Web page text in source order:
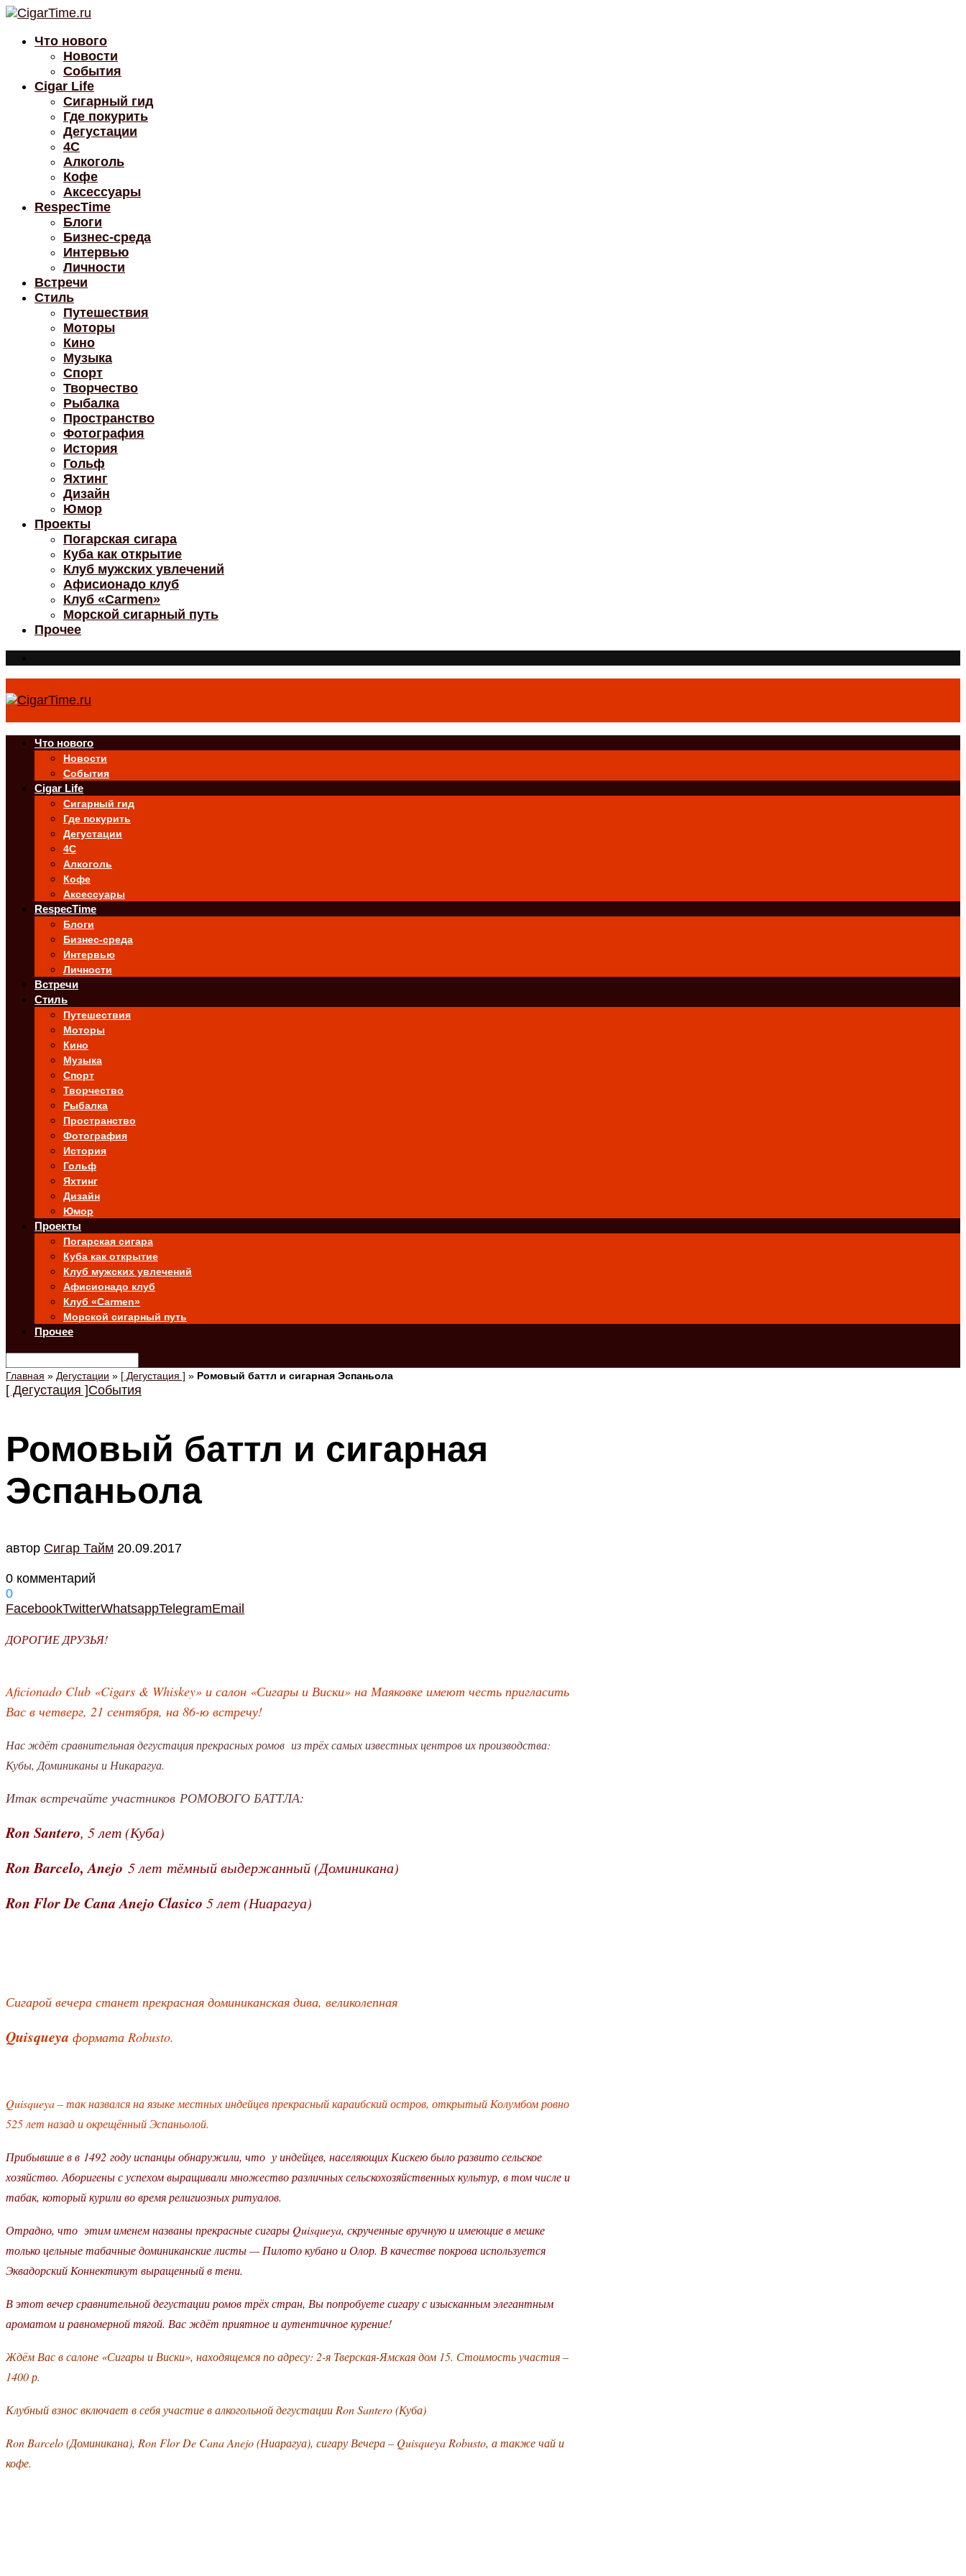
Что нового
Новости
События
Cigar Life
Сигарный гид
Где покурить
Дегустации
4C
Алкоголь
Кофе
Аксессуары
RespecTime
Блоги
Бизнес-среда
Интервью
Личности
Встречи
Стиль
Путешествия
Моторы
Кино
Музыка
Спорт
Творчество
Рыбалка
Пространство
Фотография
История
Гольф
Яхтинг
Дизайн
Юмор
Проекты
Погарская сигара
Куба как открытие
Клуб мужских увлечений
Афисионадо клуб
Клуб «Carmen»
Морской сигарный путь
Прочее
Что нового
Новости
События
Cigar Life
Сигарный гид
Где покурить
Дегустации
4C
Алкоголь
Кофе
Аксессуары
RespecTime
Блоги
Бизнес-среда
Интервью
Личности
Встречи
Стиль
Путешествия
Моторы
Кино
Музыка
Спорт
Творчество
Рыбалка
Пространство
Фотография
История
Гольф
Яхтинг
Дизайн
Юмор
Проекты
Погарская сигара
Куба как открытие
Клуб мужских увлечений
Афисионадо клуб
Клуб «Carmen»
Морской сигарный путь
Прочее
Главная » Дегустации » [ Дегустация ] » Ромовый баттл и сигарная Эспаньола
[ Дегустация ]События
Ромовый баттл и сигарная
Эспаньола
автор Cигар Тайм 20.09.2017
0 комментарий
0
FacebookTwitterWhatsappTelegramEmail
ДОРОГИЕ ДРУЗЬЯ!
Aficionado Club «Cigars & Whiskey» и салон «Сигары и Виски» на Маяковке имеют честь пригласить
Вас в четверг, 21 сентября, на 86-ю встречу!
Нас ждёт сравнительная дегустация прекрасных ромов из трёх самых известных центров их производства:
Кубы, Доминиканы и Никарагуа.
Итак встречайте участников РОМОВОГО БАТТЛА:
Ron Santero, 5 лет (Куба)
Ron Barcelo, Anejo 5 лет тёмный выдержанный (Доминикана)
Ron Flor De Cana Anejo Clasico 5 лет (Ниарагуа)
Сигарой вечера станет прекрасная доминиканская дива, великолепная
Quisqueya формата Robusto.
Quisqueya – так назвался на языке местных индейцев прекрасный караибский остров, открытый Колумбом ровно
525 лет назад и окрещённый Эспаньолой.
Прибывшие в в 1492 году испанцы обнаружили, что у индейцев, населяющих Кискею было развито сельское
хозяйство. Аборигены с успехом выращивали множество различных сельскохозяйственных культур, в том числе и
табак, который курили во время религиозных ритуалов.
Отрадно, что этим именем названы прекрасные сигары Quisqueya, скрученные вручную и имеющие в мешке
только цельные табачные доминиканские листы — Пилото кубано и Олор. В качестве покрова используется
Эквадорский Коннектикут выращенный в тени.
В этот вечер сравнительной дегустации ромов трёх стран, Вы попробуете сигару с изысканным элегантным
ароматом и равномерной тягой. Вас ждёт приятное и аутентичное курение!
Ждём Вас в салоне «Сигары и Виски», находящемся по адресу: 2-я Тверская-Ямская дом 15. Стоимость участия –
1400 р.
Клубный взнос включает в себя участие в алкогольной дегустации Ron Santero (Куба)
Ron Barcelo (Доминикана), Ron Flor De Cana Anejo (Ниарагуа), сигару Вечера – Quisqueya Robusto, а также чай и
кофе.